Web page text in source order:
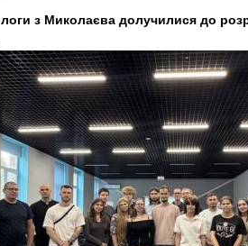
з Миколаєва долучилися до